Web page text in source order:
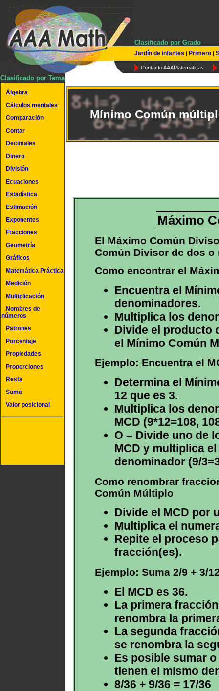
Clasificado por Grado
Jardín de infantes | Primero |
Contacto AAAMatematicas
Clasificado por Tema
Álgebra
Cálculos mentales
Comparación
Contar
Decimales
Dinero
División
Ecuaciones
Estadística
Estimación
Exponentes
Fracciones
Geometría
Gráficos
Matemática Práctica
Medición
Multiplicación
Nombres de
números
Patrones
Porcentaje
Propiedades
Proporciones
Resta
Suma
Valor posicional
Mínimo Común
Máximo
El Máximo Común
Común Divisor de dos o
Como encontrar el
Encuentra el
denominadores.
Multiplica los
Divide el producto
el Mínimo Común
Ejemplo: Encuentra el
Determina el
12 que es 3.
Multiplica los
MCD (9*12=108,
O – Divide uno de
MCD y multiplica
denominador (9/
Como renombrar
Común Múltiplo
Divide el MCD por
Multiplica el
Repite el proceso
fracción(es).
Ejemplo: Suma 2/9 + 3/
El MCD es 36.
La primera fracción
renombra la
La segunda
se renombra la
Es posible sumar
tienen el mismo
8/36 + 9/36 = 17/36